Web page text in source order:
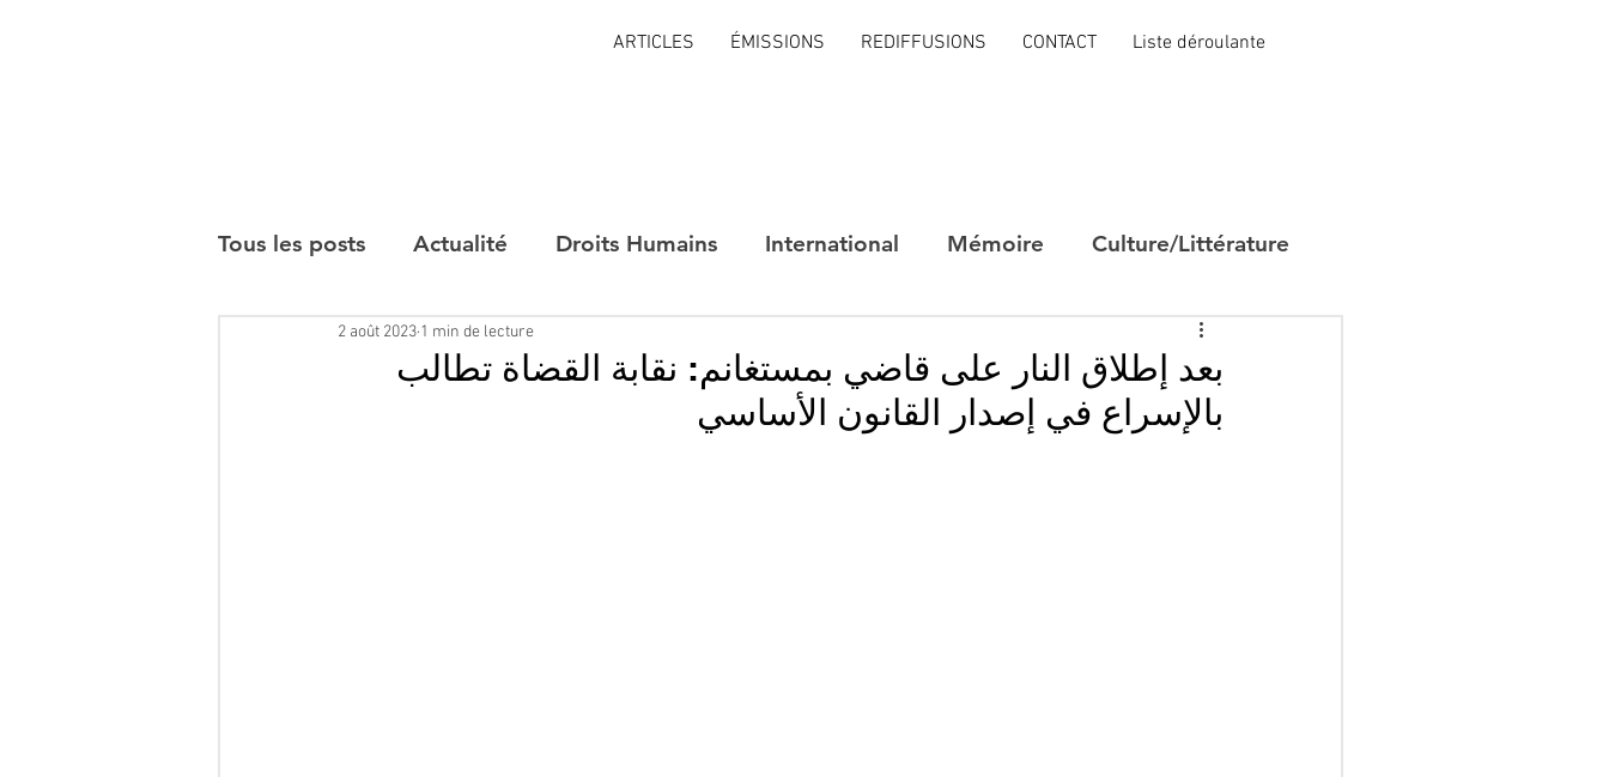
ARTICLES ÉMISSIONS REDIFFUSIONS CONTACT Liste déroulante
Tous les posts Actualité Droits Humains International Mémoire Culture/Littérature
Interviews
بعد إطلاق النار على قاضي بمستغانم: نقابة القضاة تطالب
بالإسراع في إصدار القانون الأساسي
2 août 2023 1 min de lecture